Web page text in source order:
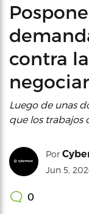
contra
Luego de unas
que los trabajos
Por
Jun 5,
0